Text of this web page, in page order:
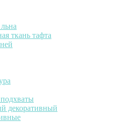
ткань тафта
декоративный